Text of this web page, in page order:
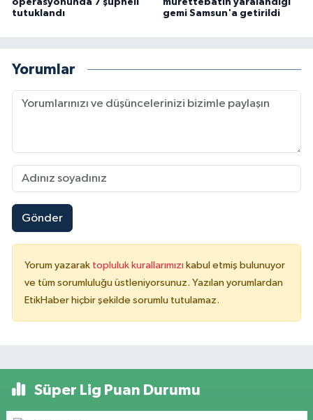
operasyonunda 7 şüpheli
tutuklandı
mürettebatın yaralandığı
gemi Samsun'a getirildi
Yorumlar
Gönder
Yorum yazarak topluluk kurallarımızı kabul etmiş bulunuyor
ve tüm sorumluluğu üstleniyorsunuz. Yazılan yorumlardan
EtikHaber hiçbir şekilde sorumlu tutulamaz.
Süper Lig Puan Durumu